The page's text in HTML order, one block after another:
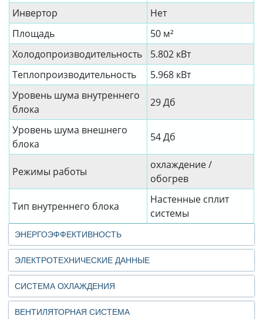
Инвертор
Нет
Площадь
50 м²
Холодопроизводительность
5.802 кВт
Теплопроизводительность
5.968 кВт
Уровень шума внутреннего
блока
29 Дб
Уровень шума внешнего
блока
54 Дб
Режимы работы
охлаждение /
обогрев
Тип внутреннего блока
Настенные сплит
системы
ЭНЕРГОЭФФЕКТИВНОСТЬ
ЭЛЕКТРОТЕХНИЧЕСКИЕ ДАННЫЕ
СИСТЕМА ОХЛАЖДЕНИЯ
ВЕНТИЛЯТОРНАЯ СИСТЕМА